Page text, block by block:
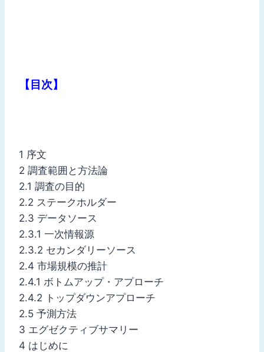
【目次】
1 序文
2 調査範囲と方法論
2.1 調査の目的
2.2 ステークホルダー
2.3 データソース
2.3.1 一次情報源
2.3.2 セカンダリーソース
2.4 市場規模の推計
2.4.1 ボトムアップ・アプローチ
2.4.2 トップダウンアプローチ
2.5 予測方法
3 エグゼクティブサマリー
4 はじめに